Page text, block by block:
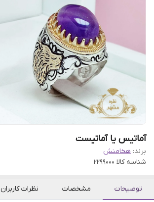
آماتیس یا آماتیست
برند: هخامنش
شناسه کالا 2299000
توضیحات مشخصات نظرات کاربران